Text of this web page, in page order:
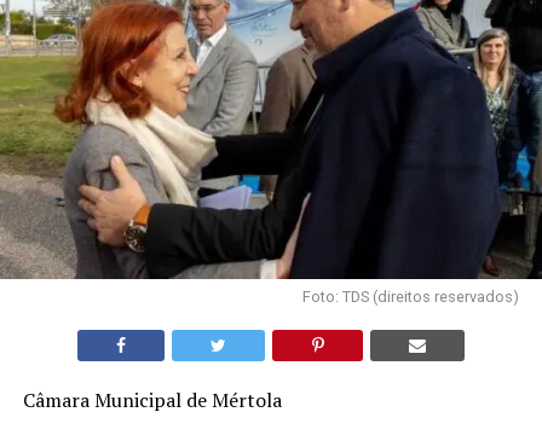
Foto: TDS (direitos reservados)
Câmara Municipal de Mértola